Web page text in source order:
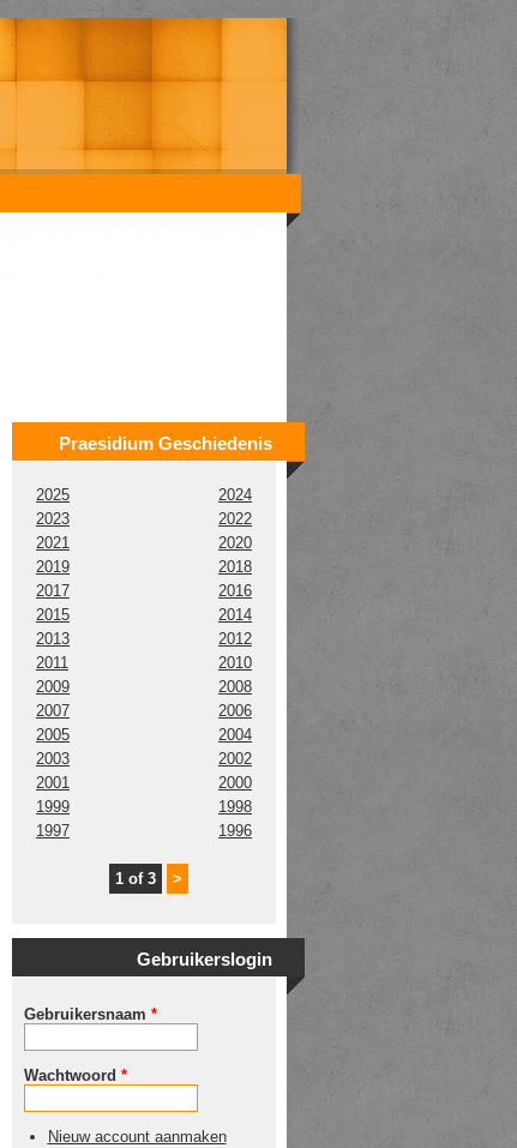
Praesidium Geschiedenis
2025
2024
2023
2022
2021
2020
2019
2018
2017
2016
2015
2014
2013
2012
2011
2010
2009
2008
2007
2006
2005
2004
2003
2002
2001
2000
1999
1998
1997
1996
1 of 3 >
Gebruikerslogin
Gebruikersnaam *
Wachtwoord *
Nieuw account aanmaken